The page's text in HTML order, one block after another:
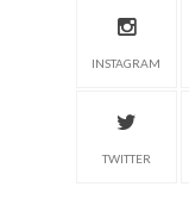
INSTAGRAM
TWITTER